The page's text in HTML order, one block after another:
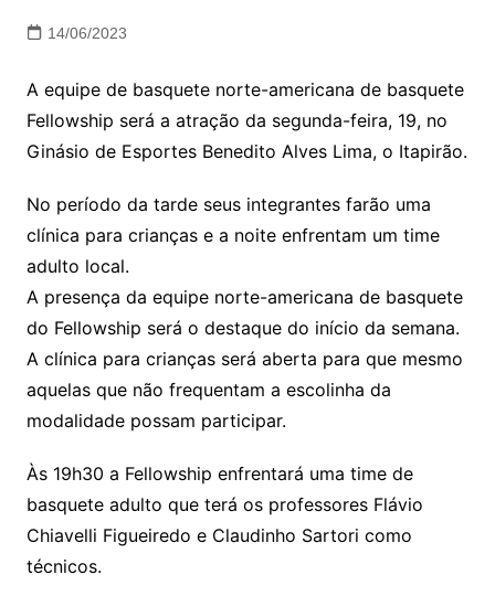
14/06/2023
A equipe de basquete norte-americana de basquete
Fellowship será a atração da segunda-feira, 19, no
Ginásio de Esportes Benedito Alves Lima, o Itapirão.
No período da tarde seus integrantes farão uma
clínica para crianças e a noite enfrentam um time
adulto local.
A presença da equipe norte-americana de basquete
do Fellowship será o destaque do início da semana.
A clínica para crianças será aberta para que mesmo
aquelas que não frequentam a escolinha da
modalidade possam participar.
Às 19h30 a Fellowship enfrentará uma time de
basquete adulto que terá os professores Flávio
Chiavelli Figueiredo e Claudinho Sartori como
técnicos.